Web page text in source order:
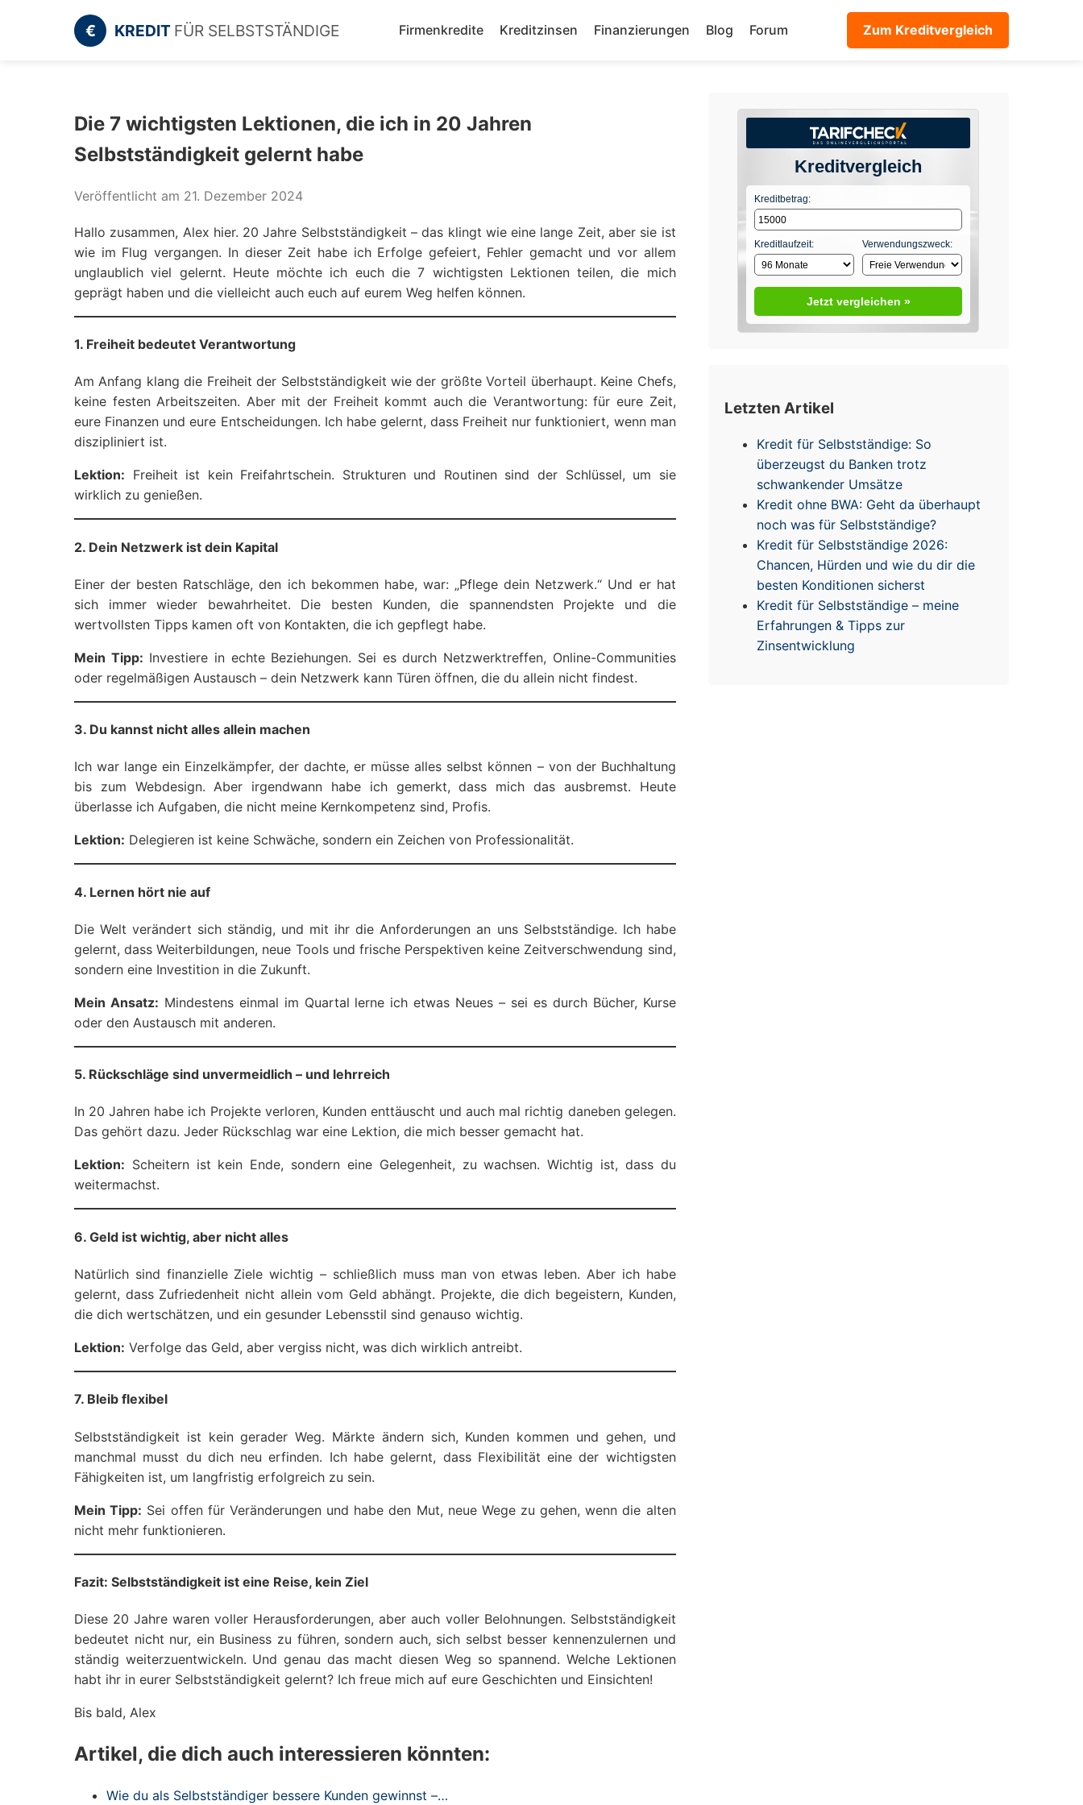
€ KREDIT FÜR SELBSTSTÄNDIGE Firmenkredite Kreditzinsen Finanzierungen Blog Forum Zum Kreditvergleich
Die 7 wichtigsten Lektionen, die ich in 20 Jahren
Selbstständigkeit gelernt habe
Veröffentlicht am 21. Dezember 2024
Hallo zusammen, Alex hier. 20 Jahre Selbstständigkeit – das klingt wie eine lange Zeit, aber sie ist
wie im Flug vergangen. In dieser Zeit habe ich Erfolge gefeiert, Fehler gemacht und vor allem
unglaublich viel gelernt. Heute möchte ich euch die 7 wichtigsten Lektionen teilen, die mich
geprägt haben und die vielleicht auch euch auf eurem Weg helfen können.
1. Freiheit bedeutet Verantwortung
Am Anfang klang die Freiheit der Selbstständigkeit wie der größte Vorteil überhaupt. Keine Chefs,
keine festen Arbeitszeiten. Aber mit der Freiheit kommt auch die Verantwortung: für eure Zeit,
eure Finanzen und eure Entscheidungen. Ich habe gelernt, dass Freiheit nur funktioniert, wenn man
diszipliniert ist.
Lektion: Freiheit ist kein Freifahrtschein. Strukturen und Routinen sind der Schlüssel, um sie
wirklich zu genießen.
2. Dein Netzwerk ist dein Kapital
Einer der besten Ratschläge, den ich bekommen habe, war: „Pflege dein Netzwerk.“ Und er hat
sich immer wieder bewahrheitet. Die besten Kunden, die spannendsten Projekte und die
wertvollsten Tipps kamen oft von Kontakten, die ich gepflegt habe.
Mein Tipp: Investiere in echte Beziehungen. Sei es durch Netzwerktreffen, Online-Communities
oder regelmäßigen Austausch – dein Netzwerk kann Türen öffnen, die du allein nicht findest.
3. Du kannst nicht alles allein machen
Ich war lange ein Einzelkämpfer, der dachte, er müsse alles selbst können – von der Buchhaltung
bis zum Webdesign. Aber irgendwann habe ich gemerkt, dass mich das ausbremst. Heute
überlasse ich Aufgaben, die nicht meine Kernkompetenz sind, Profis.
Lektion: Delegieren ist keine Schwäche, sondern ein Zeichen von Professionalität.
4. Lernen hört nie auf
Die Welt verändert sich ständig, und mit ihr die Anforderungen an uns Selbstständige. Ich habe
gelernt, dass Weiterbildungen, neue Tools und frische Perspektiven keine Zeitverschwendung sind,
sondern eine Investition in die Zukunft.
Mein Ansatz: Mindestens einmal im Quartal lerne ich etwas Neues – sei es durch Bücher, Kurse
oder den Austausch mit anderen.
5. Rückschläge sind unvermeidlich – und lehrreich
In 20 Jahren habe ich Projekte verloren, Kunden enttäuscht und auch mal richtig daneben gelegen.
Das gehört dazu. Jeder Rückschlag war eine Lektion, die mich besser gemacht hat.
Lektion: Scheitern ist kein Ende, sondern eine Gelegenheit, zu wachsen. Wichtig ist, dass du
weitermachst.
6. Geld ist wichtig, aber nicht alles
Natürlich sind finanzielle Ziele wichtig – schließlich muss man von etwas leben. Aber ich habe
gelernt, dass Zufriedenheit nicht allein vom Geld abhängt. Projekte, die dich begeistern, Kunden,
die dich wertschätzen, und ein gesunder Lebensstil sind genauso wichtig.
Lektion: Verfolge das Geld, aber vergiss nicht, was dich wirklich antreibt.
7. Bleib flexibel
Selbstständigkeit ist kein gerader Weg. Märkte ändern sich, Kunden kommen und gehen, und
manchmal musst du dich neu erfinden. Ich habe gelernt, dass Flexibilität eine der wichtigsten
Fähigkeiten ist, um langfristig erfolgreich zu sein.
Mein Tipp: Sei offen für Veränderungen und habe den Mut, neue Wege zu gehen, wenn die alten
nicht mehr funktionieren.
Fazit: Selbstständigkeit ist eine Reise, kein Ziel
Diese 20 Jahre waren voller Herausforderungen, aber auch voller Belohnungen. Selbstständigkeit
bedeutet nicht nur, ein Business zu führen, sondern auch, sich selbst besser kennenzulernen und
ständig weiterzuentwickeln. Und genau das macht diesen Weg so spannend. Welche Lektionen
habt ihr in eurer Selbstständigkeit gelernt? Ich freue mich auf eure Geschichten und Einsichten!
Bis bald, Alex
Artikel, die dich auch interessieren könnten:
Wie du als Selbstständiger bessere Kunden gewinnst –…
Kreditvergleich
Kreditbetrag:
Kreditlaufzeit: Verwendungszweck:
Jetzt vergleichen »
Letzten Artikel
Kredit für Selbstständige: So
überzeugst du Banken trotz
schwankender Umsätze
Kredit ohne BWA: Geht da überhaupt
noch was für Selbstständige?
Kredit für Selbstständige 2026:
Chancen, Hürden und wie du dir die
besten Konditionen sicherst
Kredit für Selbstständige – meine
Erfahrungen & Tipps zur
Zinsentwicklung